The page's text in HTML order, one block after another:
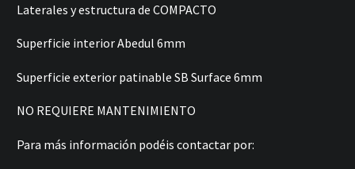
Laterales y estructura de COMPACTO
Superficie interior Abedul 6mm
Superficie exterior patinable SB Surface 6mm
NO REQUIERE MANTENIMIENTO
Para más información podéis contactar por: